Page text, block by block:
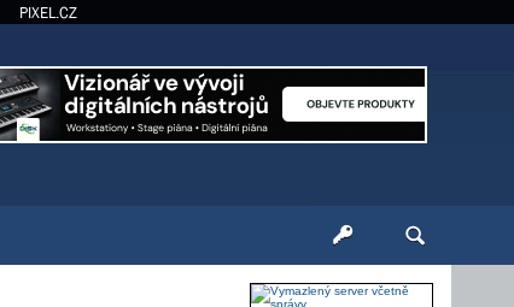
PIXEL.CZ